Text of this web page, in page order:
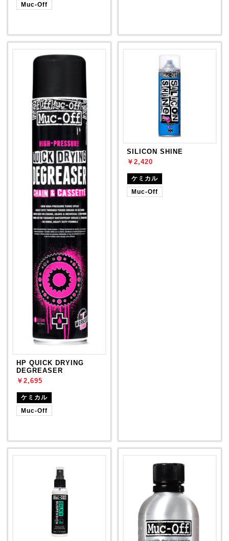
Muc-Off
HP QUICK DRYING
DEGREASER
￥2,695
ケミカル
Muc-Off
SILICON SHINE
￥2,420
ケミカル
Muc-Off